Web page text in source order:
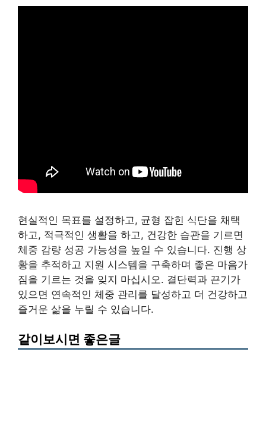
현실적인 목표를 설정하고, 균형 잡힌 식단을 채택
하고, 적극적인 생활을 하고, 건강한 습관을 기르면
체중 감량 성공 가능성을 높일 수 있습니다. 진행 상
황을 추적하고 지원 시스템을 구축하며 좋은 마음가
짐을 기르는 것을 잊지 마십시오. 결단력과 끈기가
있으면 연속적인 체중 관리를 달성하고 더 건강하고
즐거운 삶을 누릴 수 있습니다.
같이보시면 좋은글